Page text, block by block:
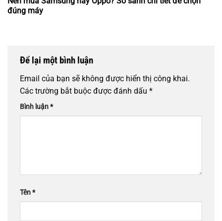
đúng máy
Để lại một bình luận
Email của bạn sẽ không được hiển thị công khai.
Các trường bắt buộc được đánh dấu *
Bình luận*
Tên*